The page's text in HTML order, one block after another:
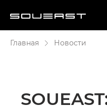
Главная Новости